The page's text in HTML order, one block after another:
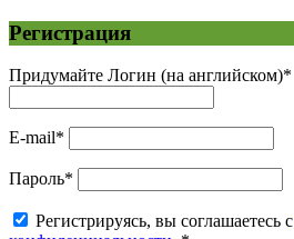
Регистрация
Придумайте Логин (на английском)*
E-mail*
Пароль*
Регистрируясь, вы соглашаетесь с